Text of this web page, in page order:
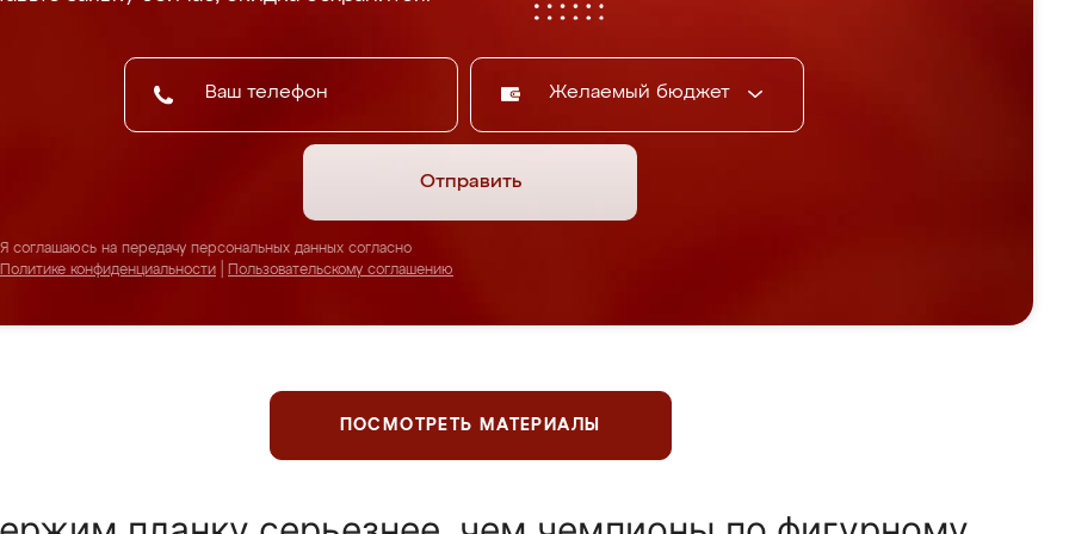
Желаемый бюджет
Отправить
Я соглашаюсь на передачу персональных данных согласно
Политике конфиденциальности
Пользовательскому соглашению
ПОСМОТРЕТЬ МАТЕРИАЛЫ